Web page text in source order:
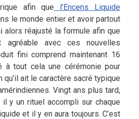
afin que l’Encens Liquide
le monde entier et avoir partout
alors réajusté la formule afin que
agréable avec ces nouvelles
fini comprend maintenant 16
à tout cela une cérémonie pour
qu’il ait le caractère sacré typique
Vingt ans plus tard,
y un rituel accompli sur chaque
et il y en aura toujours. C’est